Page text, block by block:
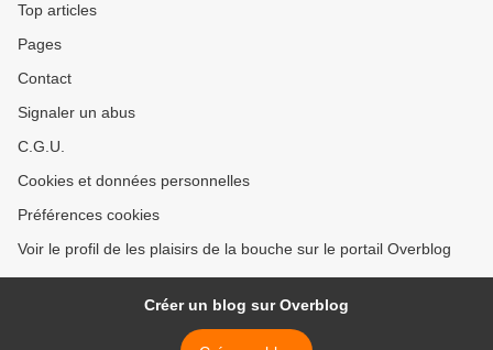
Top articles
Pages
Contact
Signaler un abus
C.G.U.
Cookies et données personnelles
Préférences cookies
Voir le profil de les plaisirs de la bouche sur le portail Overblog
Créer un blog sur Overblog